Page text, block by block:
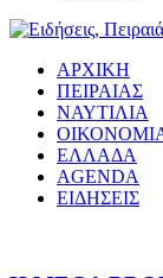
ΑΡΧΙΚΗ
ΠΕΙΡΑΙΑΣ
ΝΑΥΤΙΛΙΑ
ΕΛΛΑΔΑ
AGENDA
ΕΙΔΗΣΕΙΣ